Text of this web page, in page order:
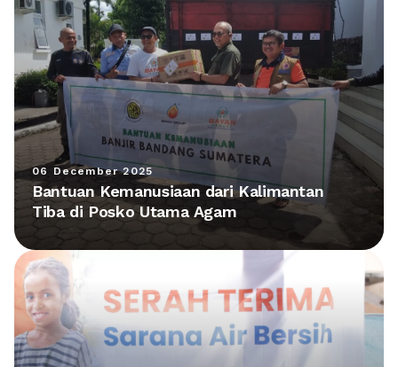
06 December 2025
Bantuan Kemanusiaan dari Kalimantan
Tiba di Posko Utama Agam